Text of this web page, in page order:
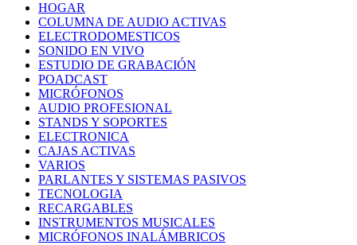
panel
panel
panel
panel
panel
panel
HOGAR
COLUMNA DE AUDIO ACTIVAS
ELECTRODOMESTICOS
SONIDO EN VIVO
ESTUDIO DE GRABACIÓN
POADCAST
MICRÓFONOS
AUDIO PROFESIONAL
STANDS Y SOPORTES
ELECTRONICA
CAJAS ACTIVAS
VARIOS
PARLANTES Y SISTEMAS PASIVOS
TECNOLOGIA
RECARGABLES
INSTRUMENTOS MUSICALES
MICRÓFONOS INALÁMBRICOS